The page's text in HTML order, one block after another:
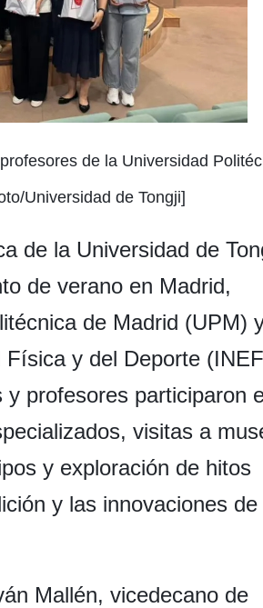
de la Universidad
Universidad de Tongji]
de la Universidad de
de verano en Madrid,
de Madrid (UPM)
y del Deporte
profesores participaron
visitas a
y exploración de hitos
y las innovaciones de
Mallén, vicedecano de